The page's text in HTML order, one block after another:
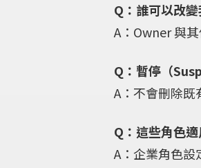
Q：誰可以改
A：Owner 與
Q：暫停（
A：不會刪除
Q：這些角色
A：企業角色